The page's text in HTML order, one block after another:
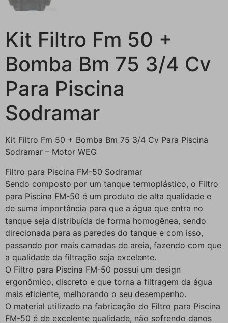
Kit Filtro Fm 50 +
Bomba Bm 75 3/4 Cv
Para Piscina
Sodramar
Kit Filtro Fm 50 + Bomba Bm 75 3/4 Cv Para Piscina
Sodramar – Motor WEG
Filtro para Piscina FM-50 Sodramar
Sendo composto por um tanque termoplástico, o Filtro
para Piscina FM-50 é um produto de alta qualidade e
de suma importância para que a água que entra no
tanque seja distribuída de forma homogênea, sendo
direcionada para as paredes do tanque e com isso,
passando por mais camadas de areia, fazendo com que
a qualidade da filtração seja excelente.
O Filtro para Piscina FM-50 possui um design
ergonômico, discreto e que torna a filtragem da água
mais eficiente, melhorando o seu desempenho.
O material utilizado na fabricação do Filtro para Piscina
FM-50 é de excelente qualidade, não sofrendo danos